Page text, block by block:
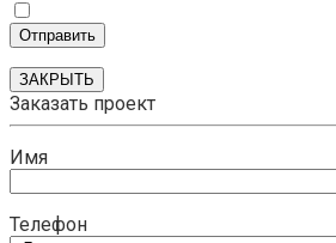
ЗАКРЫТЬ
Заказать проект
Имя
Телефон